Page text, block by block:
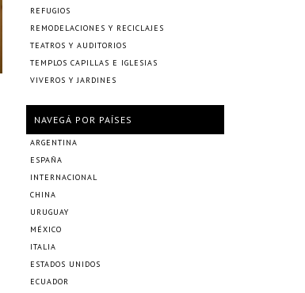
REFUGIOS
REMODELACIONES Y RECICLAJES
TEATROS Y AUDITORIOS
TEMPLOS CAPILLAS E IGLESIAS
VIVEROS Y JARDINES
NAVEGÁ POR PAÍSES
ARGENTINA
ESPAÑA
INTERNACIONAL
CHINA
URUGUAY
MÉXICO
ITALIA
ESTADOS UNIDOS
ECUADOR